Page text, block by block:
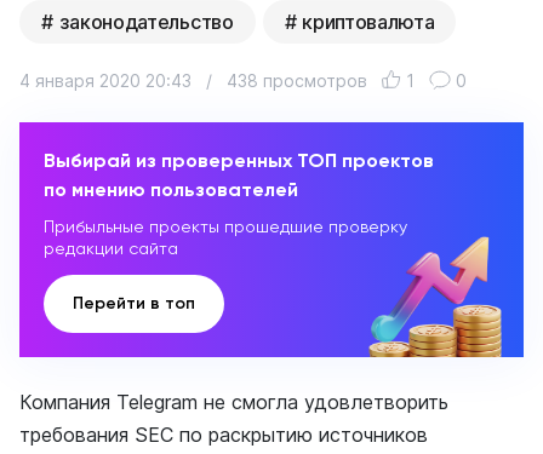
законодательство криптовалюта
4 января 2020 20:43 / 438 просмотров 1 0
Выбирай из проверенных ТОП проектов
по мнению пользователей
Прибыльные проекты прошедшие проверку
редакции сайта
Перейти в топ
Компания Telegram не смогла удовлетворить
требования SEC по раскрытию источников